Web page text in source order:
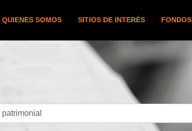
QUIENES SOMOS SITIOS DE INTERÉS FONDOS